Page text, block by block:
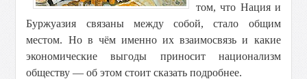
том, что Нация и
Буржуазия связаны между собой, стало общим
местом. Но в чём именно их взаимосвязь и какие
экономические выгоды приносит национализм
обществу — об этом стоит сказать подробнее.